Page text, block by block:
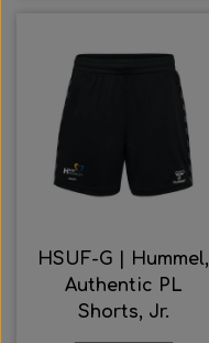
HSUF-G | Hummel,
Authentic PL
Shorts, Jr.